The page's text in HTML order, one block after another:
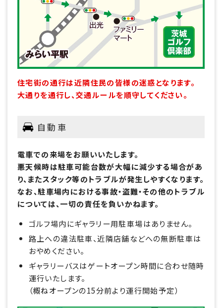
住宅街の通行は近隣住民の皆様の迷惑となります。
大通りを通行し、交通ルールを順守してください。
自動車
電車での来場をお願いいたします。
悪天候時は駐車可能台数が大幅に減少する場合があ
り、またスタック等のトラブルが発生しやすくなります。
なお、駐車場内における事故・盗難・その他のトラブル
については、一切の責任を負いかねます。
ゴルフ場内にギャラリー用駐車場はありません。
路上への違法駐車、近隣店舗などへの無断駐車は
おやめください。
ギャラリーバスはゲートオープン時間に合わせ随時
運行いたします。
（概ねオープンの15分前より運行開始予定）